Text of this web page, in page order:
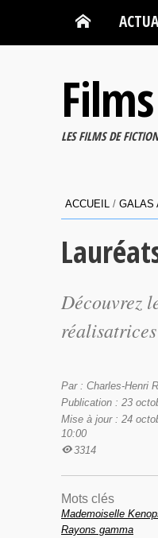
LES FILMS DE
ACCUEIL / GALAS
Découvrez
Par : Charles-Henri
Publication : 23
Mise à jour : 24
10:00
3314
Mots clés
Mademoiselle
Rayons gamma